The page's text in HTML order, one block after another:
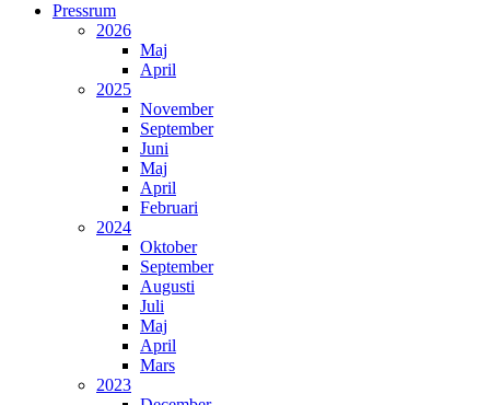
Pressrum
2026
Maj
April
2025
November
September
Juni
Maj
April
Februari
2024
Oktober
September
Augusti
Juli
Maj
April
Mars
2023